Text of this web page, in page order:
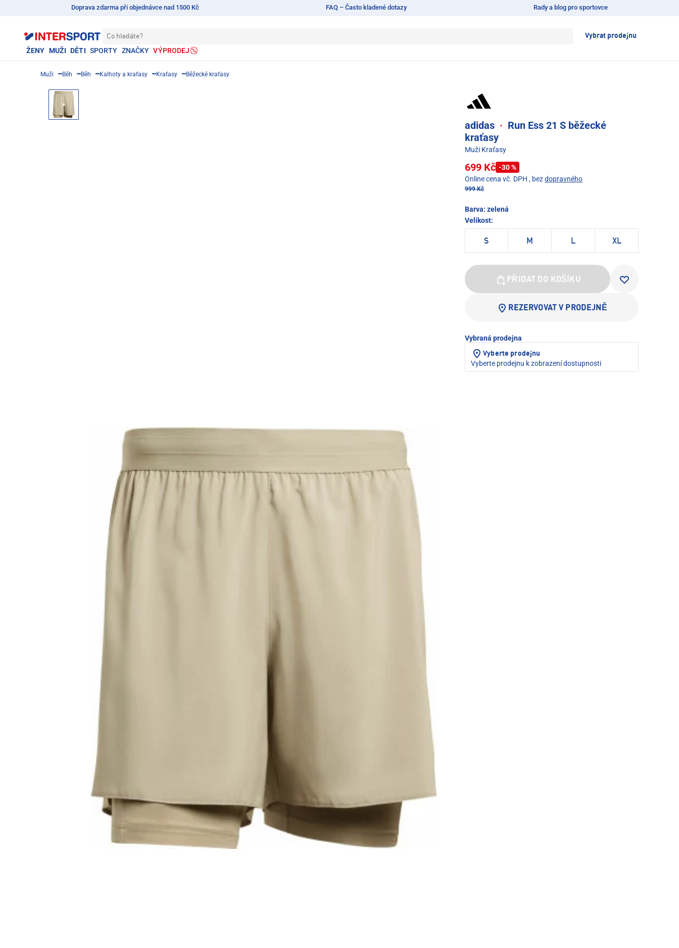
Doprava zdarma při objednávce nad 1500 Kč FAQ – Často kladené dotazy Rady a blog pro sportovce
Co hledáte? Vybrat prodejnu
ŽENY MUŽI DĚTI SPORTY ZNAČKY VÝPRODEJ
Muži Běh Běh Kalhoty a kraťasy Kraťasy Běžecké kraťasy
adidas · Run Ess 21 S běžecké
kraťasy
Muži Kraťasy
699 Kč -30 %
Online cena vč. DPH , bezdopravného
999 Kč
Barva: zelená
Velikost:
S M L XL
PŘIDAT DO KOŠÍKU
REZERVOVAT V PRODEJNĚ
Vybraná prodejna
Vyberte prodejnu
Vyberte prodejnu k zobrazení dostupnosti